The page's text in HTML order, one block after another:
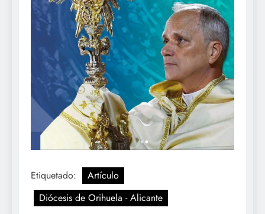
Etiquetado:
Artículo
Diócesis de Orihuela - Alicante